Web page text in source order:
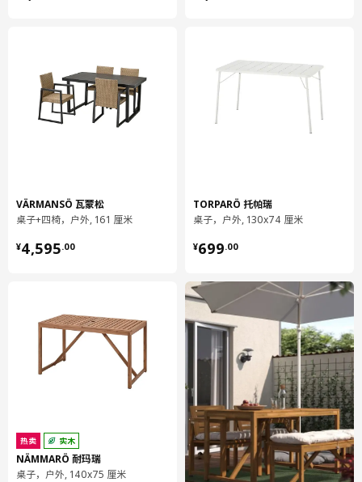
保养说明和环境和材料
清洁：使用温和的皂液。
维护：无需维护。
存放：如有可能，请放在室内凉爽干燥的地方。若将家具放于室
雨水或积雪。保持通风，避免凝结。
为提高稳定性，请在组装两周后以及有必要时重新紧固螺丝。
环境和材料
桌面/ 顶框架:
铝（至少70%为再生材料）, 聚酯粉末涂层
支脚:
聚乙烯塑料
VÄRMANSÖ 瓦蒙松
桌子+四椅，户外, 161 厘米
¥4,595.00
¥ 4595.00
热卖 实木
NÄMMARÖ 耐玛瑞
桌子，户外, 140x75 厘米
TORPARÖ 托帕瑞
桌子，户外, 130x74 厘米
¥699.00
¥ 699.00